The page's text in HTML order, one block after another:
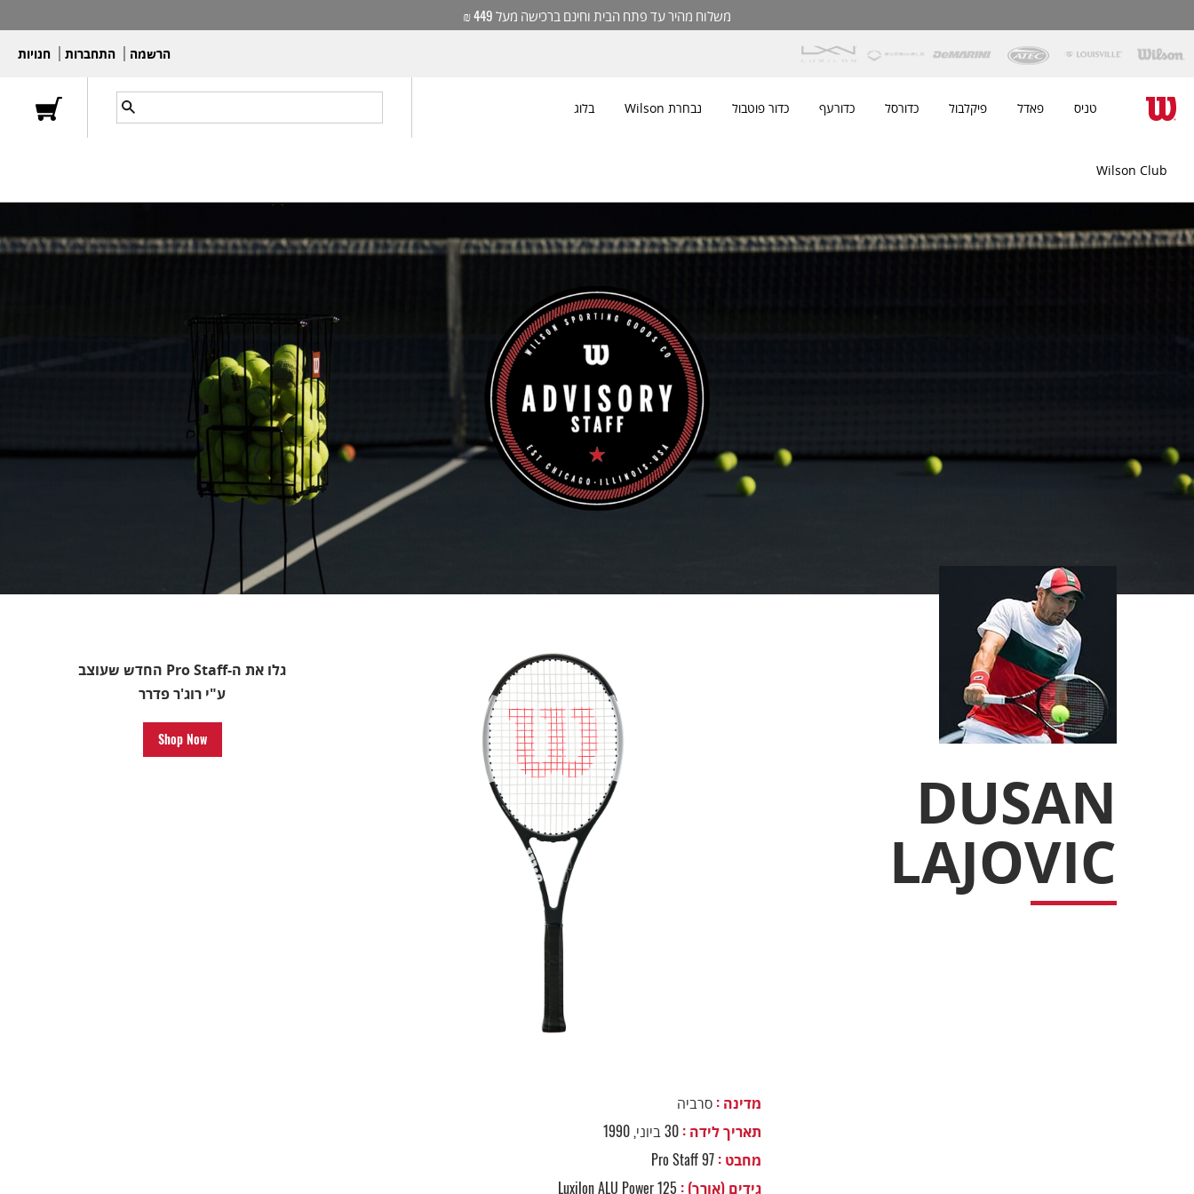
משלוח מהיר עד פתח הבית וחינם ברכישה מעל 449 ₪
הרשמה התחברות חנויות
טניס פאדל פיקלבול כדורסל כדורעף כדור פוטבול נבחרת Wilson בלוג
Wilson Club
DUSAN
LAJOVIC
גלו את ה-Pro Staff החדש שעוצב
ע"י רוג'ר פדרר
Shop Now
מדינה : סרביה
תאריך לידה : 30 ביוני, 1990
מחבט : Pro Staff 97
גידים (אורך) : Luxilon ALU Power 125